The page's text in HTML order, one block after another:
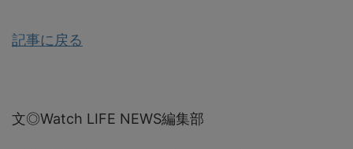
記事に戻る
文◎Watch LIFE NEWS編集部